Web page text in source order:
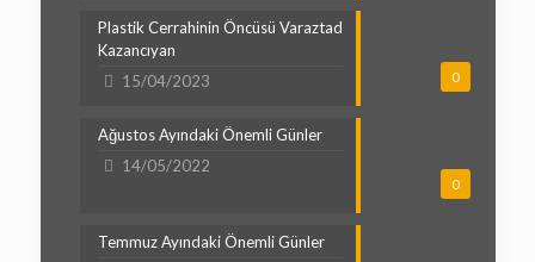
0
Plastik Cerrahinin Öncüsü Varaztad
Kazancıyan
15/04/2023
0
Ağustos Ayındaki Önemli Günler
14/05/2022
Temmuz Ayındaki Önemli Günler